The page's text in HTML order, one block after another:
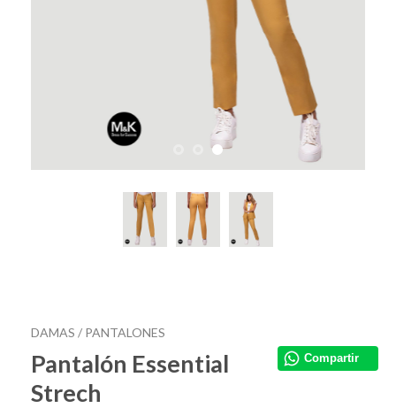
DAMAS / PANTALONES
Pantalón Essential
Strech
Compartir